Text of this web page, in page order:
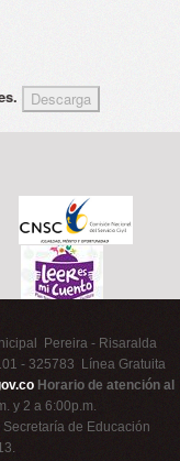
Pereira - Risaralda
- 325783 Línea Gratuita
Horario de atención al
y 2 a 6:00p.m.
de Educación